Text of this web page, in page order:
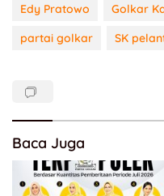
Edy Pratowo Golkar
partai golkar
SK
Baca Juga